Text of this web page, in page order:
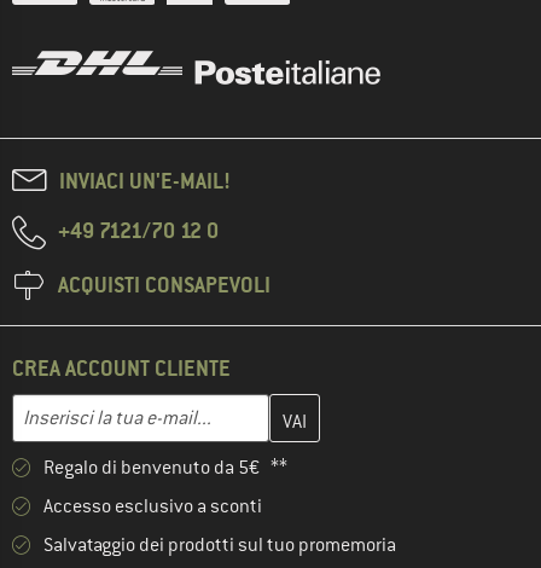
INVIACI UN'E-MAIL!
+49 7121/70 12 0
ACQUISTI CONSAPEVOLI
CREA ACCOUNT CLIENTE
Indirizzo e-mail
Inserisci qui il tuo indirizzo e-mail e crea il tuo account cliente
Regalo di benvenuto da 5€ **
Accesso esclusivo a sconti
Salvataggio dei prodotti sul tuo promemoria